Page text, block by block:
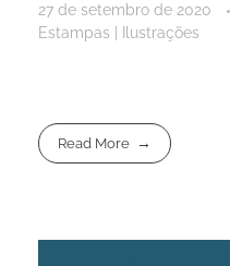
27 de setembro de 2020
Estampas | Ilustrações
Read More